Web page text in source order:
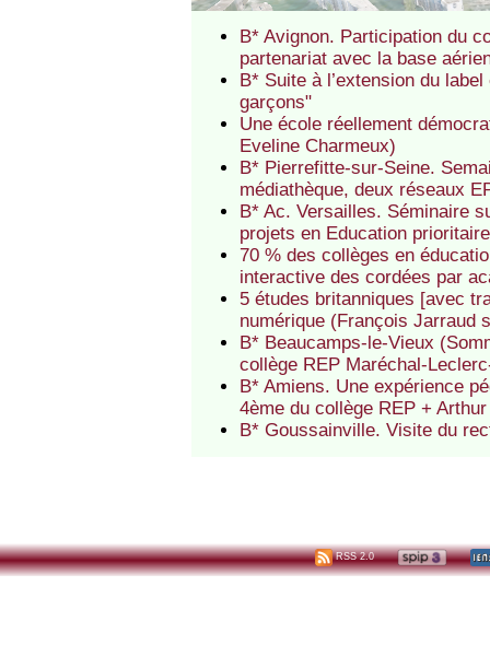
B* Avignon. Participation du
partenariat avec la base
B* Suite à l’extension du
garçons"
Une école réellement
Eveline Charmeux)
B* Pierrefitte-sur-Seine.
médiathèque, deux réseaux
B* Ac. Versailles. Séminaire
projets en Education
70 % des collèges en
interactive des cordées par
5 études britanniques [avec
numérique (François Jarraud
B* Beaucamps-le-Vieux
collège REP Maréchal-
B* Amiens. Une expérience
4ème du collège REP +
B* Goussainville. Visite du
RSS 2.0